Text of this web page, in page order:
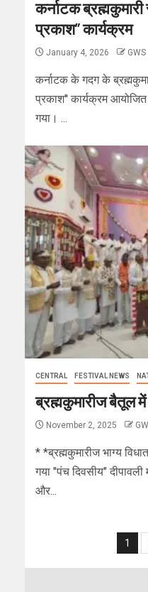
कर्नाटक
प्रकाश” कार्यक्रम
January 4, 2026
कर्नाटक के गदग के
प्रकाश'' कार्यक्रम
गया। ...
CENTRAL FESTIVAL NEWS
ब्रह्मकुमारीज बैतूल में
November 2, 2025
* *ब्रह्मकुमारीज भाग्य
गया "पंच दिवसीय"
और...
1